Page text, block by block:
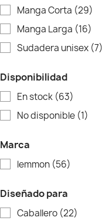
Manga Corta (29)
Manga Larga (16)
Sudadera unisex (7)
Disponibilidad
En stock (63)
No disponible (1)
Marca
lemmon (56)
Diseñado para
Caballero (22)